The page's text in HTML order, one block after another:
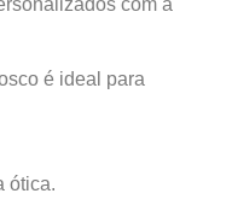
com a
é ideal para
ótica.